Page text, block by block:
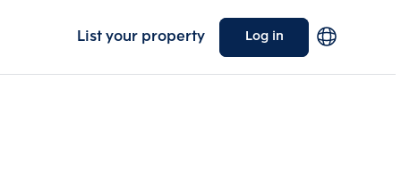
List your property Log in